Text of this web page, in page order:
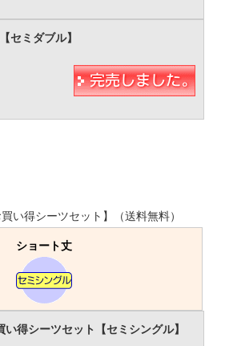
い得シーツセット】（送料無料）
ショート丈